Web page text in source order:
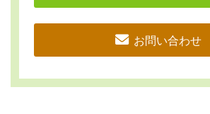
お問い合わせ